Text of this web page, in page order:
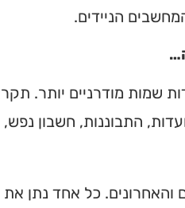
הניידים.
שמות מודרניים יותר.
התבוננות, חשבון
כל אחד נתן